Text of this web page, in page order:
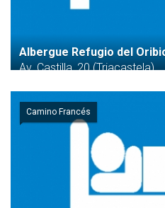
Albergue Refugio del
Av. Castilla, 20 (Triacastela)
Camino Francés